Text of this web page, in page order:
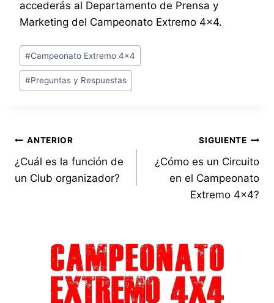
accederás al Departamento de Prensa y
Marketing del Campeonato Extremo 4×4.
Etiquetas
de
la
#Campeonato Extremo 4x4
#Preguntas y Respuestas
Navegación
de
ANTERIOR
¿Cuál es la función de
un Club organizador?
SIGUIENTE
¿Cómo es un Circuito
en el Campeonato
Extremo 4×4?